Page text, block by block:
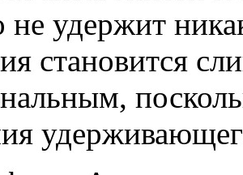
не удержит
становится